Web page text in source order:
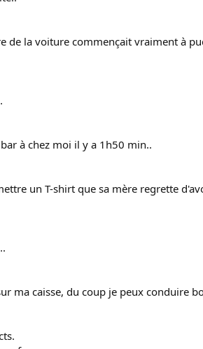
de la voiture commençait vraiment à
à chez moi il y a 1h50 min..
un T-shirt que sa mère regrette
ma caisse, du coup je peux conduire